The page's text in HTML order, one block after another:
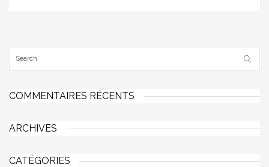
COMMENTAIRES RÉCENTS
ARCHIVES
CATÉGORIES